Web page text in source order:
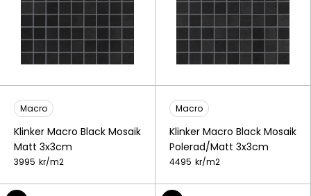
Macro
Klinker Macro Black Mosaik
Matt 3x3cm
3995 kr/m2
Macro
Klinker Macro Black Mosaik
Polerad/Matt 3x3cm
4495 kr/m2